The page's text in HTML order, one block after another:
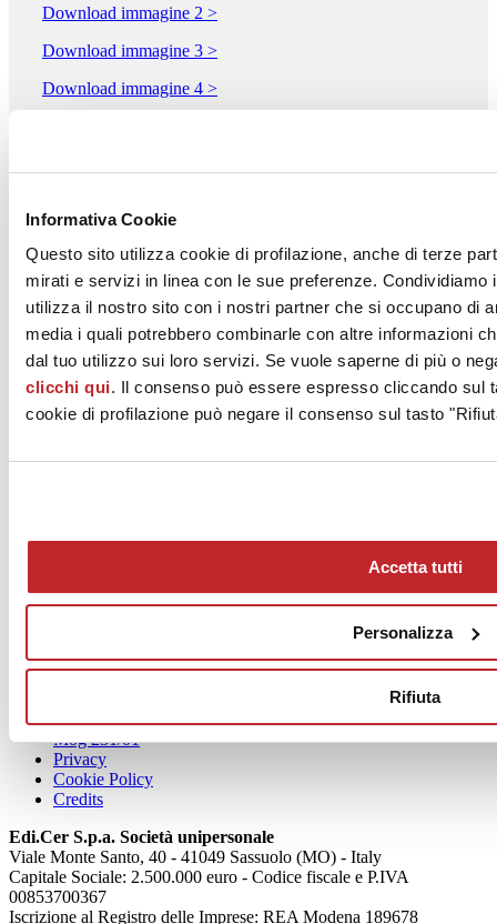
Informativa Cookie
Questo sito utilizza cookie di profilazione, anche di terze
mirati e servizi in linea con le sue preferenze.
utilizza il nostro sito con i nostri partner che si occupano di
media i quali potrebbero combinarle con altre informazioni
dal tuo utilizzo sui loro servizi. Se vuole saperne di più o
clicchi qui. Il consenso può essere espresso cliccando sul
cookie di profilazione può negare il consenso sul tasto
Accetta tutti
Personalizza
Rifiuta
Download immagine 2 >
Download immagine 3 >
Download immagine 4 >
Via Falerina 105 Km 3
Viterbo
Tel. 0761518161
Fax 0761517897
[email protected]
www.simas.it
Chi siamo
Mog 231/01
Privacy
Cookie Policy
Credits
Edi.Cer S.p.a. Società unipersonale
Viale Monte Santo, 40 - 41049 Sassuolo (MO) - Italy
Capitale Sociale: 2.500.000 euro - Codice fiscale e P.IVA
00853700367
Iscrizione al Registro delle Imprese: REA Modena 189678